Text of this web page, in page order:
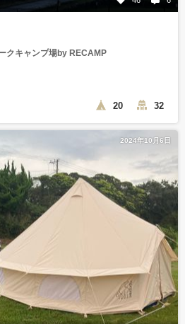
クキャンプ場by RECAMP
20 32
2024年10月6日